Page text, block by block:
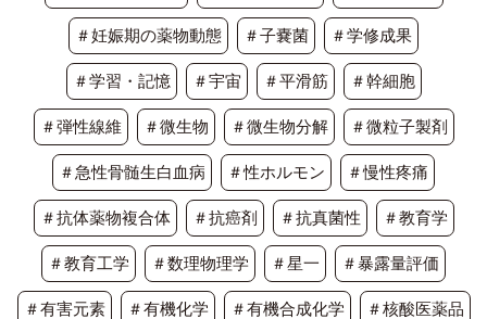
＃妊娠期の薬物動態 ＃子嚢菌 ＃学修成果
＃学習・記憶 ＃宇宙 ＃平滑筋 ＃幹細胞
＃弾性線維 ＃微生物 ＃微生物分解 ＃微粒子製剤
＃急性骨髄生白血病 ＃性ホルモン ＃慢性疼痛
＃抗体薬物複合体 ＃抗癌剤 ＃抗真菌性 ＃教育学
＃教育工学 ＃数理物理学 ＃星一 ＃暴露量評価
＃有害元素 ＃有機化学 ＃有機合成化学 ＃核酸医薬品